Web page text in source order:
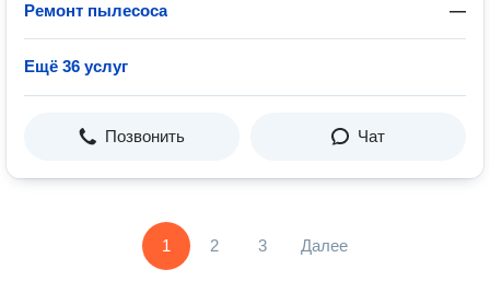
Ремонт пылесоса —
Ещё 36 услуг
Позвонить Чат
1 2 3 Далее